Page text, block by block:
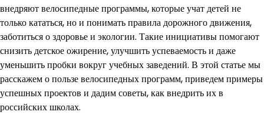
внедряют велосипедные программы, которые учат детей не
только кататься, но и понимать правила дорожного движения,
заботиться о здоровье и экологии. Такие инициативы помогают
снизить детское ожирение, улучшить успеваемость и даже
уменьшить пробки вокруг учебных заведений. В этой статье мы
расскажем о пользе велосипедных программ, приведем примеры
успешных проектов и дадим советы, как внедрить их в
российских школах.